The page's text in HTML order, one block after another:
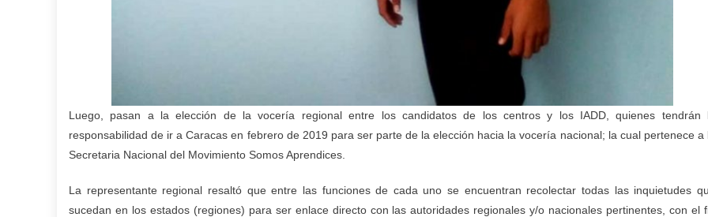
Luego, pasan a la elección de la vocería regional entre los candidatos de los centros y los IADD, quienes tendrán
responsabilidad de ir a Caracas en febrero de 2019 para ser parte de la elección hacia la vocería nacional; la cual pertenece a
Secretaria Nacional del Movimiento Somos Aprendices.
La representante regional resaltó que entre las funciones de cada uno se encuentran recolectar todas las inquietudes
sucedan en los estados (regiones) para ser enlace directo con las autoridades regionales y/o nacionales pertinentes, con el